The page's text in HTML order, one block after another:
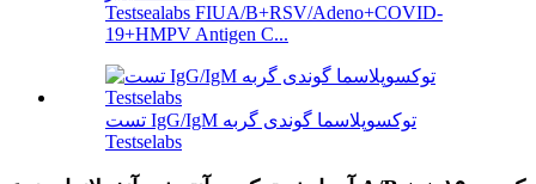
Testsealabs FIUA/B+RSV/Adeno+COVID-
19+HMPV Antigen C...
تست IgG/IgM توکسوپلاسما گوندی گربه
Testselabs